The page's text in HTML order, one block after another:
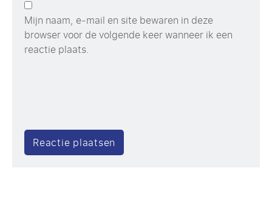
Mijn naam, e-mail en site bewaren in deze
browser voor de volgende keer wanneer ik een
reactie plaats.